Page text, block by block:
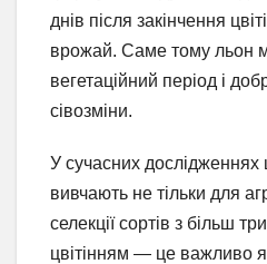
днів після закінчення
врожай. Саме тому льон
вегетаційний період і
сівозміни.
У сучасних дослідженнях
вивчають не тільки для
селекції сортів з більш
цвітінням — це важливо